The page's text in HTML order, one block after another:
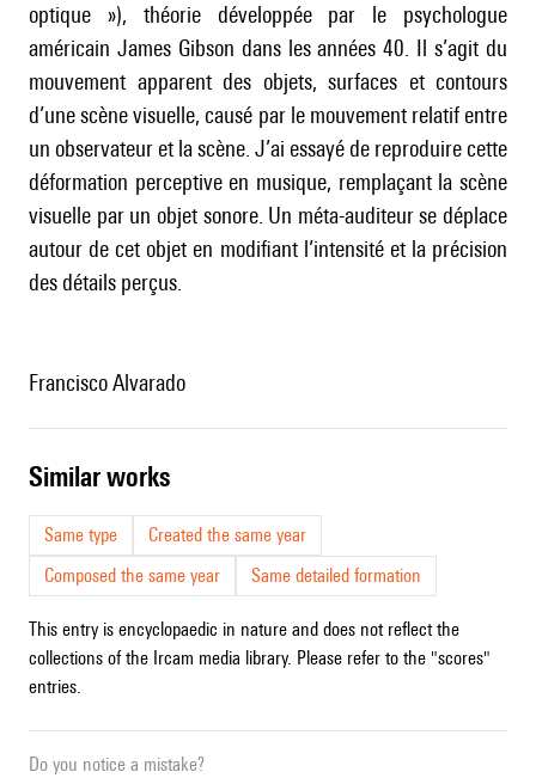
optique »), théorie développée par le psychologue
américain James Gibson dans les années 40. Il s’agit du
mouvement apparent des objets, surfaces et contours
d’une scène visuelle, causé par le mouvement relatif entre
un observateur et la scène. J’ai essayé de reproduire cette
déformation perceptive en musique, remplaçant la scène
visuelle par un objet sonore. Un méta-auditeur se déplace
autour de cet objet en modifiant l’intensité et la précision
des détails perçus.
Francisco Alvarado
similar works
Same type
Created the same year
Composed the same year
Same detailed formation
This entry is encyclopaedic in nature and does not reflect the
collections of the Ircam media library. Please refer to the "scores"
entries.
Do you notice a mistake?